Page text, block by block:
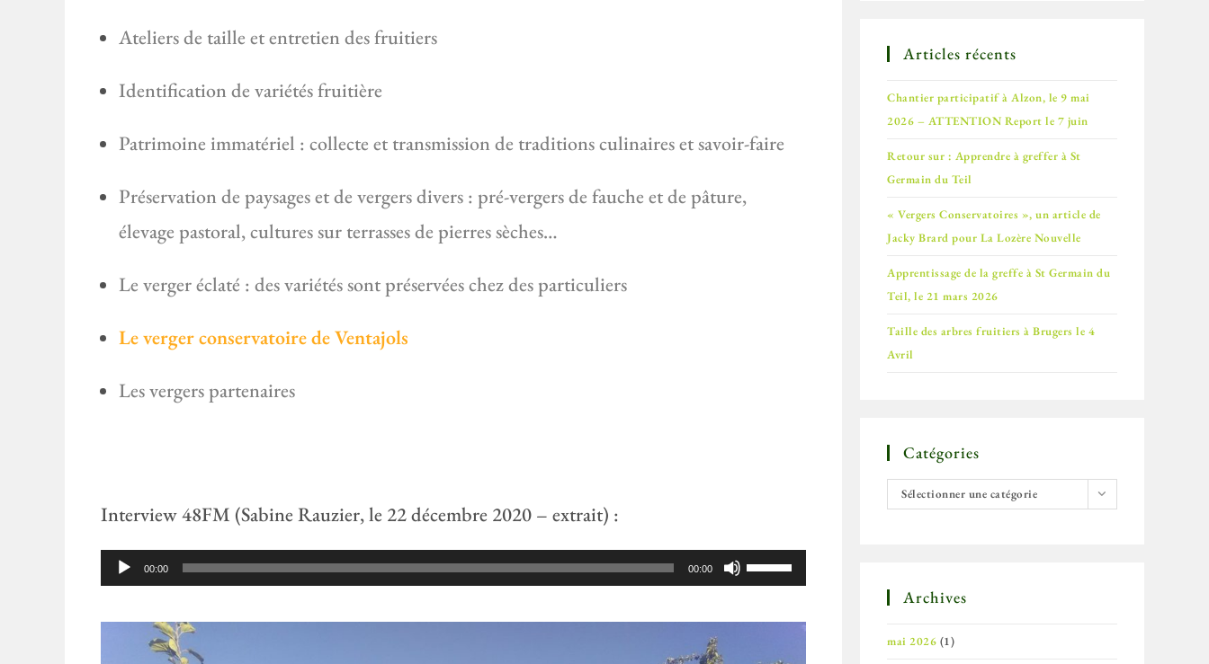
Ateliers de taille et entretien des fruitiers
Identification de variétés fruitière
Patrimoine immatériel : collecte et transmission de traditions culinaires et savoir-faire
Préservation de paysages et de vergers divers : pré-vergers de fauche et de pâture,
élevage pastoral, cultures sur terrasses de pierres sèches…
Le verger éclaté : des variétés sont préservées chez des particuliers
Le verger conservatoire de Ventajols
Les vergers partenaires
Interview 48FM (Sabine Rauzier, le 22 décembre 2020 – extrait) :
Lecteur
00:00 00:00
Utilisez
flèches
Articles récents
Chantier participatif à Alzon, le 9 mai
2026 – ATTENTION Report le 7 juin
Retour sur : Apprendre à greffer à St
Germain du Teil
« Vergers Conservatoires », un article de
Jacky Brard pour La Lozère Nouvelle
Apprentissage de la greffe à St Germain du
Teil, le 21 mars 2026
Taille des arbres fruitiers à Brugers le 4
Avril
Catégories
Sélectionner une catégorie
Archives
mai 2026 (1)